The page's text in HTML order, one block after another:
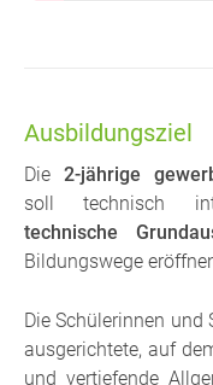
Ausbildungsziel
Die 2-jährige
soll technisch
technische
Bildungswege
Die Schülerinnen und
ausgerichtete, auf
und vertiefende